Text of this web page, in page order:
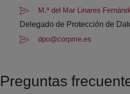
M.ª del Mar Linares
Delegado de Protección de
dpo@corpme.es
Preguntas